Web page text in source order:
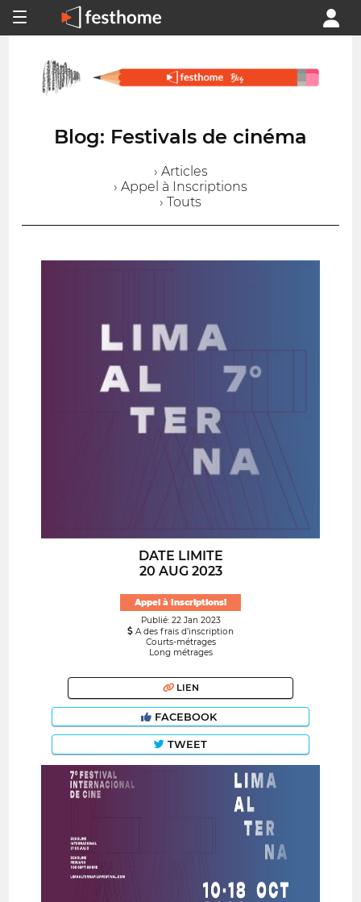
Blog: Festivals de cinéma
› Articles
› Appel à Inscriptions
› Touts
DATE LIMITE
20 AUG 2023
Appel à Inscriptions!
Publié: 22 Jan 2023
A des frais d’inscription
Courts-métrages
Long métrages
LIEN
FACEBOOK
TWEET